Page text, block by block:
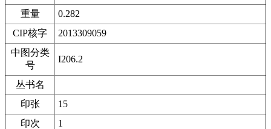
重量
0.282
CIP核字
2013309059
中图分类
号
I206.2
丛书名
印张
15
印次
1